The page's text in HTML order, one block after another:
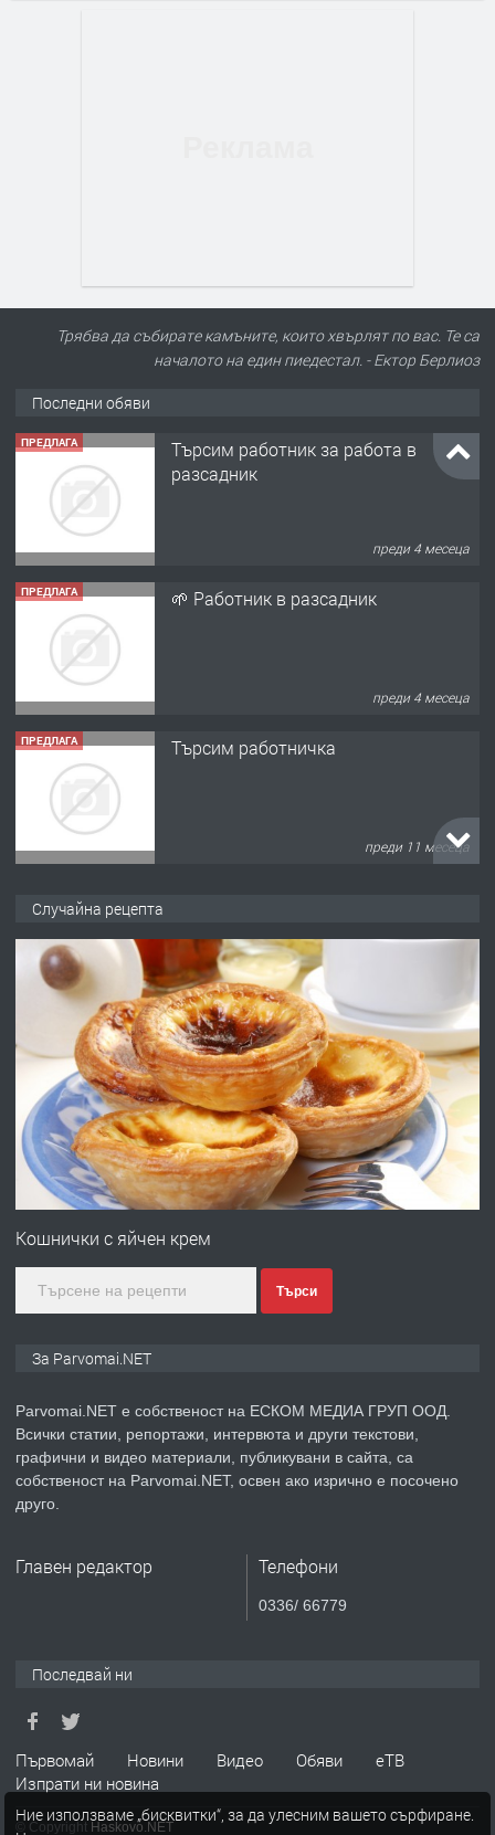
Трябва да събирате камъните, които хвърлят по вас. Те са
началото на един пиедестал. - Ектор Берлиоз
Последни обяви
ПРЕДЛАГА
Търсим работник за работа в
разсадник
преди 4 месеца
ПРЕДЛАГА 🌱 Работник в разсадник
преди 4 месеца
ПРЕДЛАГА Търсим работничка
преди 11 месеца
ПРЕДЛАГА Работа за общи работници
преди 1 година
ПРЕДЛАГА
Първи поход "По стъпките на Ангел
преди 1 година
ПРЕДЛАГА Уроци по Математика
ТЪРСИ Търсим работник
Случайна рецепта
Кошнички с яйчен крем
Търси
За Parvomai.NET
Parvomai.NET е собственост на ЕСКОМ МЕДИА ГРУП ООД.
Всички статии, репортажи, интервюта и други текстови,
графични и видео материали, публикувани в сайта, са
собственост на Parvomai.NET, освен ако изрично е посочено
друго.
Главен редактор Телефони
0336/ 66779
Последвай ни
Първомай Новини Видео Обяви
еТВ
Изпрати ни новина
© Copyright Haskovo.NET
Ние използваме „бисквитки“, за да улесним вашето сърфиране.